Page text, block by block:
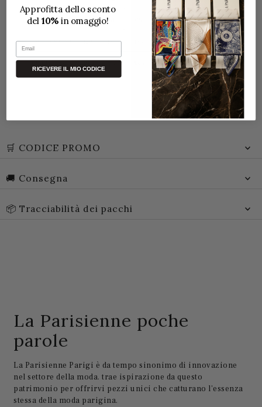
🛒 CODICE PROMO
🚚 Consegna
📦 Tracciabilità dei pacchi
La Parisienne poche
parole
La Parisienne Parigi è da tempo sinonimo di innovazione
nel settore della moda. trae ispirazione da questo
patrimonio per offrirvi pezzi unici che catturano l'essenza
stessa della moda parigina.
Approfitta dello sconto
del10%in omaggio!
Email
RICEVERE IL MIO CODICE